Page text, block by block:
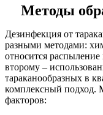
Методы
Дезинфекция от
разными методами:
относится распыление
второму –
тараканообразных в
комплексный подход.
факторов: